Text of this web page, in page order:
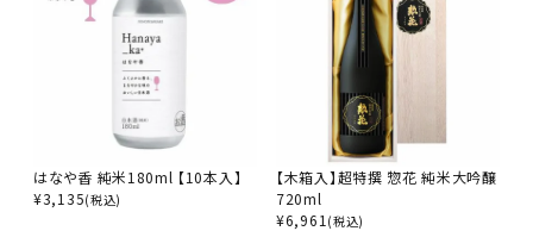
アルコール度数
はなや香 純米180ml 【10本入】
¥3,135(税込)
【木箱入】超特撰 惣花 純米大吟醸
720ml
¥6,961 (税込)